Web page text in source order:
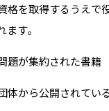
格を取得するうえで
す。
題が集約された書籍
体から公開されてい